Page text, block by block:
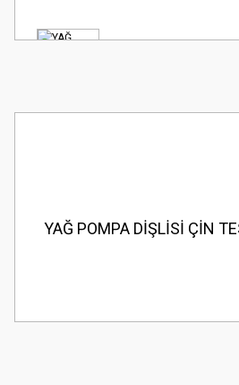
YAĞ POMPA DİŞLİSİ ÇİN